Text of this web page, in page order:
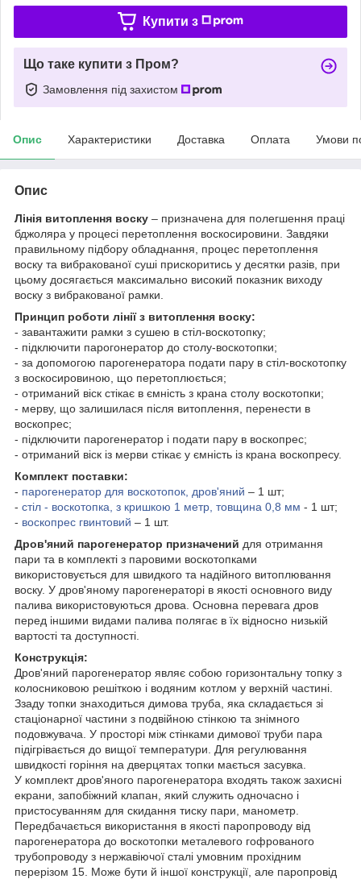
Купити з
Що таке купити з Пром?
Замовлення під захистом
Опис Характеристики Доставка Оплата Умови
Опис
Лінія витоплення воску – призначена для полегшення праці
бджоляра у процесі перетоплення воскосировини. Завдяки
правильному підбору обладнання, процес перетоплення
воску та вибракованої суші прискоритись у десятки разів, при
цьому досягається максимально високий показник виходу
воску з вибракованої рамки.
Принцип роботи лінії з витоплення воску:
- завантажити рамки з сушею в стіл-воскотопку;
- підключити парогонератор до столу-воскотопки;
- за допомогою парогенератора подати пару в стіл-воскотопку
з воскосировиною, що перетоплюється;
- отриманий віск стікає в ємність з крана столу воскотопки;
- мерву, що залишилася після витоплення, перенести в
воскопрес;
- підключити парогенератор і подати пару в воскопрес;
- отриманий віск із мерви стікає у ємність із крана воскопресу.
Комплект поставки:
- парогенератор для воскотопок, дров'яний – 1 шт;
- стіл - воскотопка, з кришкою 1 метр, товщина 0,8 мм - 1 шт;
- воскопрес гвинтовий – 1 шт.
Дров'яний парогенератор призначений для отримання
пари та в комплекті з паровими воскотопками
використовується для швидкого та надійного витоплювання
воску. У дров'яному парогенераторі в якості основного виду
палива використовуються дрова. Основна перевага дров
перед іншими видами палива полягає в їх відносно низькій
вартості та доступності.
Конструкція:
Дров'яний парогенератор являє собою горизонтальну топку з
колосниковою решіткою і водяним котлом у верхній частині.
Ззаду топки знаходиться димова труба, яка складається зі
стаціонарної частини з подвійною стінкою та знімного
подовжувача. У просторі між стінками димової труби пара
підігрівається до вищої температури. Для регулювання
швидкості горіння на дверцятах топки мається засувка.
У комплект дров'яного парогенератора входять також захисні
екрани, запобіжний клапан, який служить одночасно і
пристосуванням для скидання тиску пари, манометр.
Передбачається використання в якості паропроводу від
парогенератора до воскотопки металевого гофрованого
трубопроводу з нержавіючої сталі умовним прохідним
перерізом 15. Може бути й іншої конструкції, але паропровід